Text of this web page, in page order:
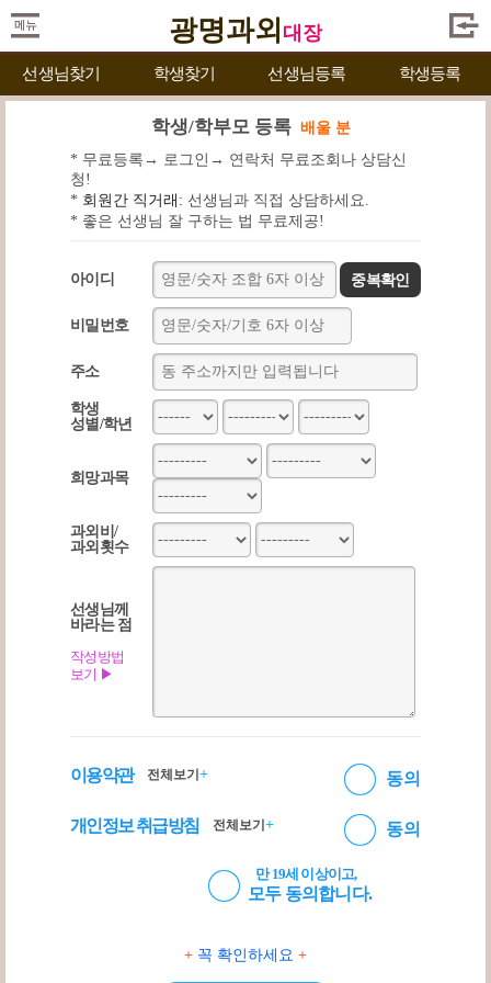
광명과외 대장
선생님찾기 학생찾기 선생님등록 학생등록
학생/학부모 등록 배울 분
* 무료등록→ 로그인→ 연락처 무료조회나 상담신
청!
* 회원간 직거래: 선생님과 직접 상담하세요.
* 좋은 선생님 잘 구하는 법 무료제공!
아이디 중복확인
비밀번호
주소
학생
성별/학년
희망과목
과외비/
과외횟수
선생님께
바라는 점
작성방법
보기 ▶
이용약관 전체보기 + 동의
개인정보 취급방침 전체보기 + 동의
만 19세 이상이고,
모두 동의합니다.
+ 꼭 확인하세요 +